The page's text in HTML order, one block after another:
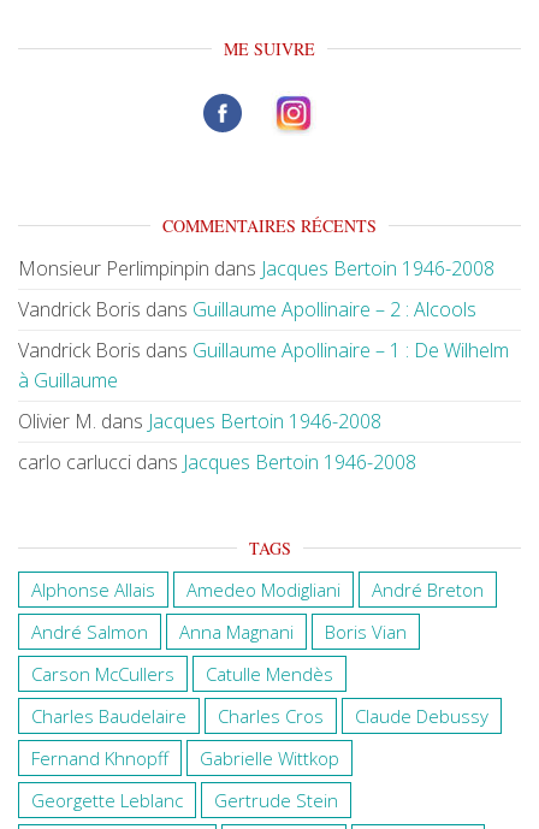
ME SUIVRE
COMMENTAIRES RÉCENTS
Monsieur Perlimpinpin dans Jacques Bertoin 1946-2008
Vandrick Boris dans Guillaume Apollinaire – 2 : Alcools
Vandrick Boris dans Guillaume Apollinaire – 1 : De Wilhelm
à Guillaume
Olivier M. dans Jacques Bertoin 1946-2008
carlo carlucci dans Jacques Bertoin 1946-2008
TAGS
Alphonse Allais Amedeo Modigliani
André Breton
André Salmon
Anna Magnani
Boris Vian
Carson McCullers
Catulle Mendès
Charles Baudelaire
Charles Cros
Claude Debussy
Fernand Khnopff
Gabrielle Wittkop
Georgette Leblanc
Gertrude Stein